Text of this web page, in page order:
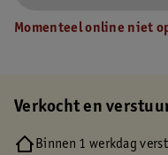
Momenteel online niet
Verkocht en
Binnen 1 werkdag